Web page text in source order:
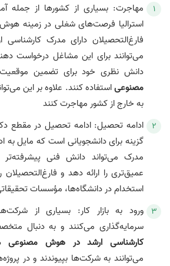
مهاجرت: بسیاری از کشورها از جمله
استرالیا فرصت‌های شغلی در زمینه
فارغ‌التحصیلان دارای مدرک
می‌توانند برای این مشاغل درخواست
دانش نظری خود برای تضمین
مصنوعیاستفاده کنند. علاوه بر این
به خارج از کشور مهاجرت کنند
ادامه تحصیل: ادامه تحصیل در مقطع
گزینه برای دانشجویانی است که مایل
مدرک می‌تواند دانش فنی
عمیق‌تری را ارائه دهد و
استخدام در دانشگاه‌ها، مؤسسات
ورود به بازار کار: بسیاری از
سرمایه‌گذاری می‌کنند و به دنبال
کارشناسی ارشد در هوش مصنوعی
می‌توانند به شرکت‌ها بپیوندند و در